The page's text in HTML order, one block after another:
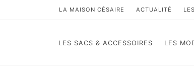
LA MAISON CÉSAIRE ACTUALITÉ
LES SACS & ACCESSOIRES LES